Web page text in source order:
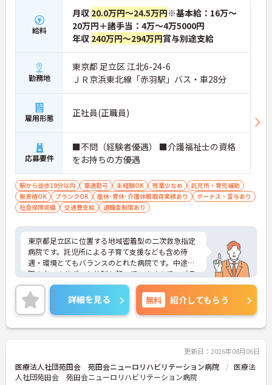
給料
月収 20.0万円～24.5万円※基本給：16万～
20万円＋諸手当：4万～4万5000円
年収 240万円～294万円賞与別途支給
勤務地
東京都 足立区 江北6-24-6
ＪＲ京浜東北線「赤羽駅」バス・車28分
雇用形態 正社員(正職員)
応募要件
■不問（経験者優遇） ■介護福祉士の資格
をお持ちの方優遇
駅から徒歩10分以内 車通勤可 未経験OK 残業少なめ
託児所・育児補助
無資格OK
ブランクOK 産休･育休･介護休暇取得実績あり
ボーナス・賞与あり
社会保険完備
交通費支給 退職金制度あり
東京都足立区に位置する地域密着型の二次救急指定
病院です。託児所による子育て支援なども含め待
遇・環境とてもバランスのとれた病院です。中途入
職の方へのサポート体制も整っていますので、ブラ
ンクのある方も安心して働くことができる環境があ
ります。
ご興味ある方には、面接対策ポイントなど、さらに
詳細をお話しいたしますので、お気軽にご相談くだ
詳細を見る 無料 紹介してもらう
更新日：2026年08月06日
医療法人社団苑田会 苑田会ニューロリハビリテーション病院
医療法
人社団苑田会 苑田会ニューロリハビリテーション病院